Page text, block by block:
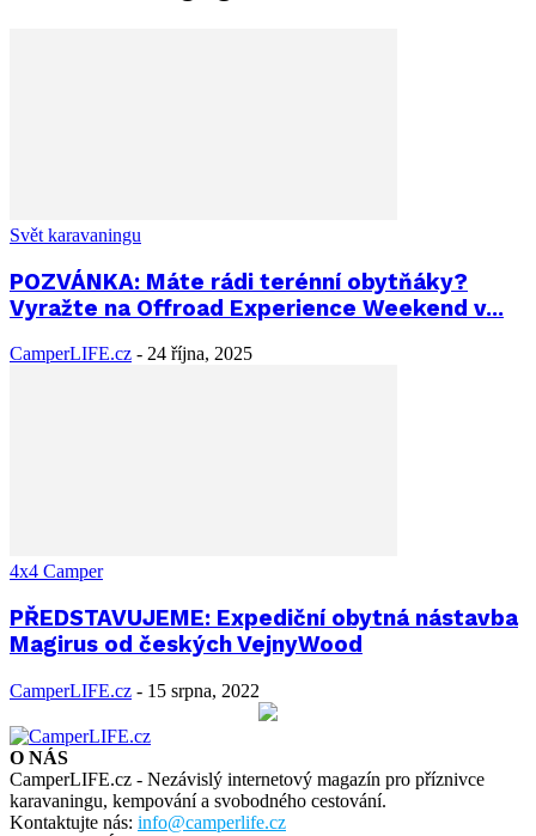
Svět karavaningu
POZVÁNKA: Máte rádi terénní obytňáky?
Vyražte na Offroad Experience Weekend v...
CamperLIFE.cz - 24 října, 2025
4x4 Camper
PŘEDSTAVUJEME: Expediční obytná nástavba
Magirus od českých VejnyWood
CamperLIFE.cz - 15 srpna, 2022
O NÁS
CamperLIFE.cz - Nezávislý internetový magazín pro příznivce
karavaningu, kempování a svobodného cestování.
Kontaktujte nás: info@camperlife.cz